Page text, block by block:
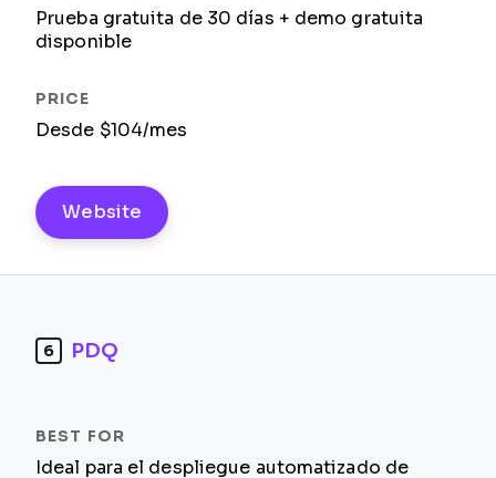
Prueba gratuita de 30 días + demo gratuita
disponible
Desde $104/mes
Website
6 PDQ
Ideal para el despliegue automatizado de